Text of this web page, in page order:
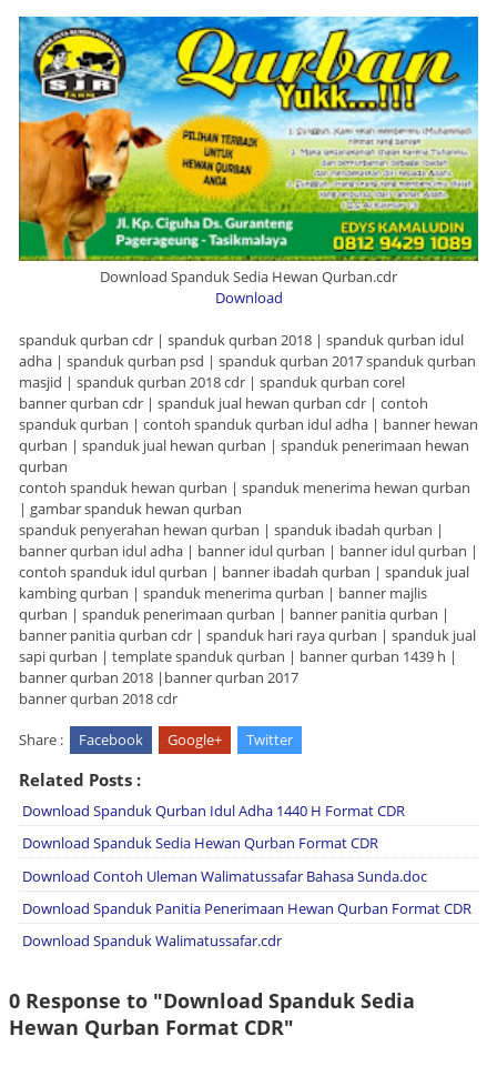
Download Spanduk Sedia Hewan Qurban.cdr
Download
spanduk qurban cdr | spanduk qurban 2018 | spanduk qurban idul
adha | spanduk qurban psd | spanduk qurban 2017 spanduk qurban
masjid | spanduk qurban 2018 cdr | spanduk qurban corel
banner qurban cdr | spanduk jual hewan qurban cdr | contoh
spanduk qurban | contoh spanduk qurban idul adha | banner hewan
qurban | spanduk jual hewan qurban | spanduk penerimaan hewan
qurban
contoh spanduk hewan qurban | spanduk menerima hewan qurban
| gambar spanduk hewan qurban
spanduk penyerahan hewan qurban | spanduk ibadah qurban |
banner qurban idul adha | banner idul qurban | banner idul qurban |
contoh spanduk idul qurban | banner ibadah qurban | spanduk jual
kambing qurban | spanduk menerima qurban | banner majlis
qurban | spanduk penerimaan qurban | banner panitia qurban |
banner panitia qurban cdr | spanduk hari raya qurban | spanduk jual
sapi qurban | template spanduk qurban | banner qurban 1439 h |
banner qurban 2018 |banner qurban 2017
banner qurban 2018 cdr
Share : Facebook Google+ Twitter
Related Posts :
Download Spanduk Qurban Idul Adha 1440 H Format CDR
Download Spanduk Sedia Hewan Qurban Format CDR
Download Contoh Uleman Walimatussafar Bahasa Sunda.doc
Download Spanduk Panitia Penerimaan Hewan Qurban Format CDR
Download Spanduk Walimatussafar.cdr
0 Response to "Download Spanduk Sedia
Hewan Qurban Format CDR"